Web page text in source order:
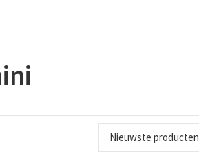
Nieuwste producten